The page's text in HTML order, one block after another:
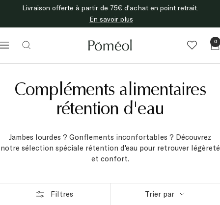
contenu
Livraison offerte à partir de 75€ d'achat en point retrait.
En savoir plus
Navigation
Poméol 0
Compléments alimentaires
rétention d'eau
Jambes lourdes ? Gonflements inconfortables ? Découvrez
notre sélection spéciale rétention d'eau pour retrouver légèreté
et confort.
Filtres Trier par